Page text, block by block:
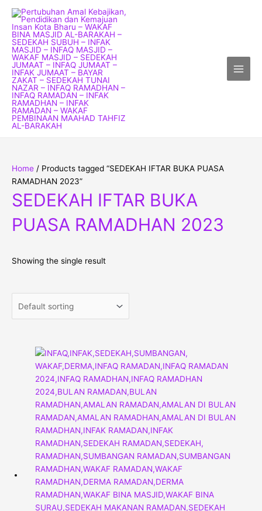
content
Home / Products tagged “SEDEKAH IFTAR BUKA PUASA
RAMADHAN 2023”
SEDEKAH IFTAR BUKA
PUASA RAMADHAN 2023
Showing the single result